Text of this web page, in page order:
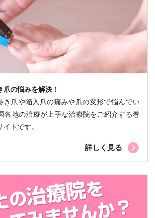
の悩みを解決！
き爪や陥入爪の痛みや爪の変形で悩んでい
各地の治療が上手な治療院をご紹介する巻
トです。
詳しく見る